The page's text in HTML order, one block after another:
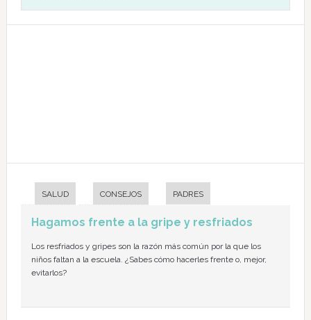
SALUD CONSEJOS PADRES
Hagamos frente a la gripe y resfriados
Los resfriados y gripes son la razón más común por la que los
niños faltan a la escuela. ¿Sabes cómo hacerles frente o, mejor,
evitarlos?